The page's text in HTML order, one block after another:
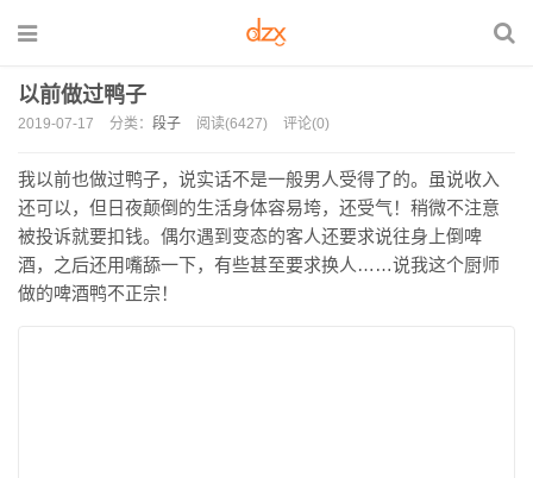
以前做过鸭子
2019-07-17 分类： 段子 阅读(6427) 评论(0)
我以前也做过鸭子，说实话不是一般男人受得了的。虽说收入
还可以，但日夜颠倒的生活身体容易垮，还受气！稍微不注意
被投诉就要扣钱。偶尔遇到变态的客人还要求说往身上倒啤
酒，之后还用嘴舔一下，有些甚至要求换人……说我这个厨师
做的啤酒鸭不正宗！